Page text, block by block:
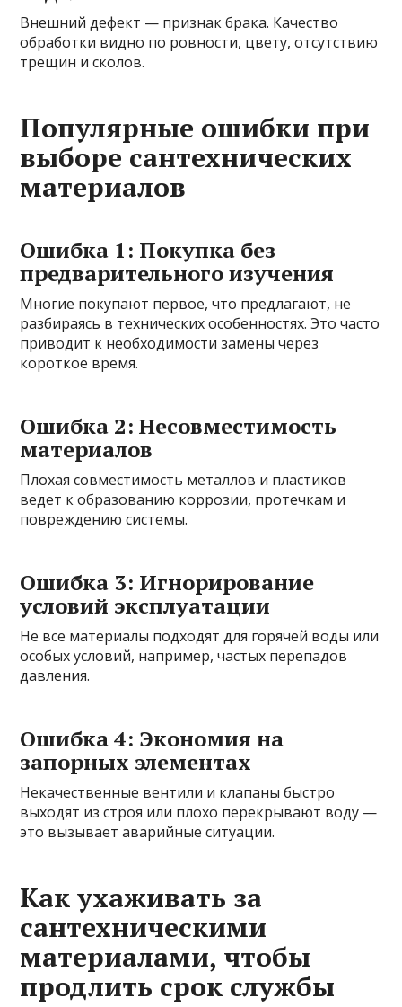
Внешний дефект — признак брака. Качество
обработки видно по ровности, цвету, отсутствию
трещин и сколов.
Популярные ошибки при
выборе сантехнических
материалов
Ошибка 1: Покупка без
предварительного изучения
Многие покупают первое, что предлагают, не
разбираясь в технических особенностях. Это часто
приводит к необходимости замены через
короткое время.
Ошибка 2: Несовместимость
материалов
Плохая совместимость металлов и пластиков
ведет к образованию коррозии, протечкам и
повреждению системы.
Ошибка 3: Игнорирование
условий эксплуатации
Не все материалы подходят для горячей воды или
особых условий, например, частых перепадов
давления.
Ошибка 4: Экономия на
запорных элементах
Некачественные вентили и клапаны быстро
выходят из строя или плохо перекрывают воду —
это вызывает аварийные ситуации.
Как ухаживать за
сантехническими
материалами, чтобы
продлить срок службы